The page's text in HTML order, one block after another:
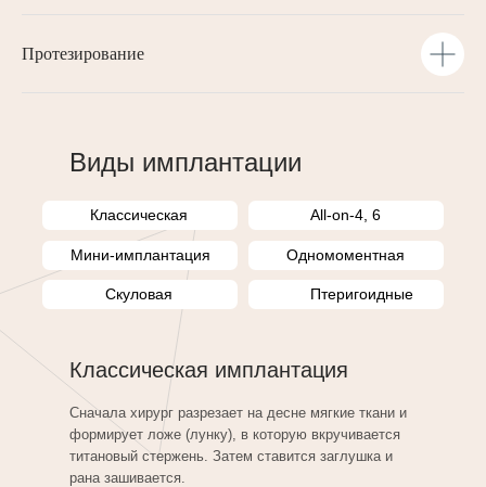
Протезирование
Птеригоидные
Скуловая
Одномоментная
Мини-имплантация
All-on-4, 6
Классическая
Виды имплантации
Классическая имплантация
Сначала хирург разрезает на десне мягкие ткани и
формирует ложе (лунку), в которую вкручивается
титановый стержень. Затем ставится заглушка и
рана зашивается.